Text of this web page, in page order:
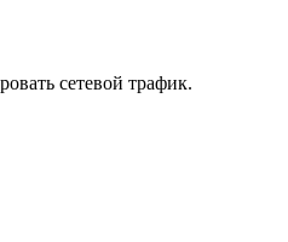
сетевой трафик.